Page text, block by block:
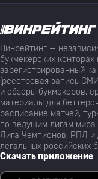
Винрейтинг —
букмекерских
зарегистрированный
(реестровая запись
и обзоры букмекеров,
материалы для
расписание матчей,
по ведущим лигам
Лига Чемпионов, РПЛ и
легальных российских
Скачать приложение